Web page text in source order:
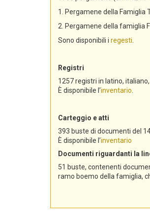
1. Pergamene della Famiglia
2. Pergamene della famiglia
Sono disponibili i regesti
Registri
1257 registri in latino,
È disponibile l’inventario
Carteggio e atti
393 buste di documenti del
È disponibile l’inventario
Documenti riguardanti la
51 buste, contenenti
ramo boemo della famiglia,